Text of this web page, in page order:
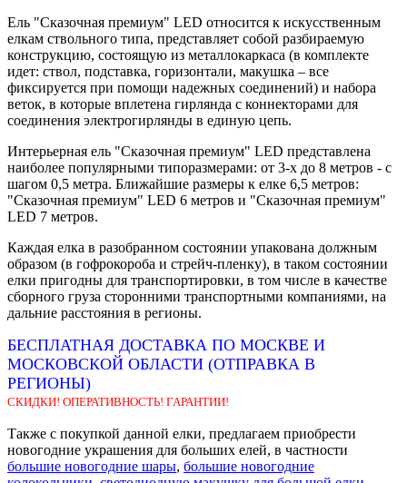
Ель "Сказочная премиум" LED относится к искусственным
елкам ствольного типа, представляет собой разбираемую
конструкцию, состоящую из металлокаркаса (в комплекте
идет: ствол, подставка, горизонтали, макушка – все
фиксируется при помощи надежных соединений) и набора
веток, в которые вплетена гирлянда с коннекторами для
соединения электрогирлянды в единую цепь.
Интерьерная ель "Сказочная премиум" LED представлена
наиболее популярными типоразмерами: от 3-х до 8 метров - с
шагом 0,5 метра. Ближайшие размеры к елке 6,5 метров:
"Сказочная премиум" LED 6 метров и "Сказочная премиум"
LED 7 метров.
Каждая елка в разобранном состоянии упакована должным
образом (в гофрокороба и стрейч-пленку), в таком состоянии
елки пригодны для транспортировки, в том числе в качестве
сборного груза сторонними транспортными компаниями, на
дальние расстояния в регионы.
БЕСПЛАТНАЯ ДОСТАВКА ПО МОСКВЕ И
МОСКОВСКОЙ ОБЛАСТИ (ОТПРАВКА В
РЕГИОНЫ)
СКИДКИ! ОПЕРАТИВНОСТЬ! ГАРАНТИИ!
Также с покупкой данной елки, предлагаем приобрести
новогодние украшения для больших елей, в частности
большие новогодние шары, большие новогодние